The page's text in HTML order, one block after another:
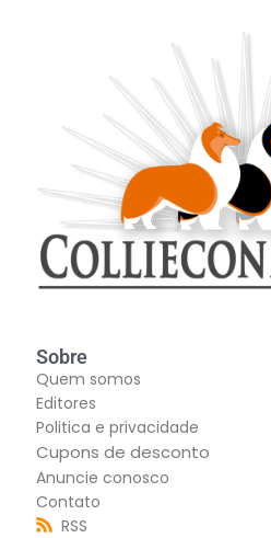
Sobre
Quem somos
Editores
Politica e privacidade
Cupons de desconto
Anuncie conosco
Contato
RSS